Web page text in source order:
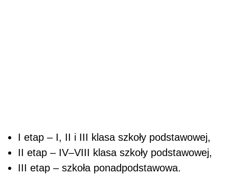
I etap – I, II i III klasa szkoły podstawowej,
II etap – IV–VIII klasa szkoły podstawowej,
III etap – szkoła ponadpodstawowa.